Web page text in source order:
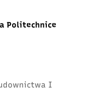
Politechnice
I